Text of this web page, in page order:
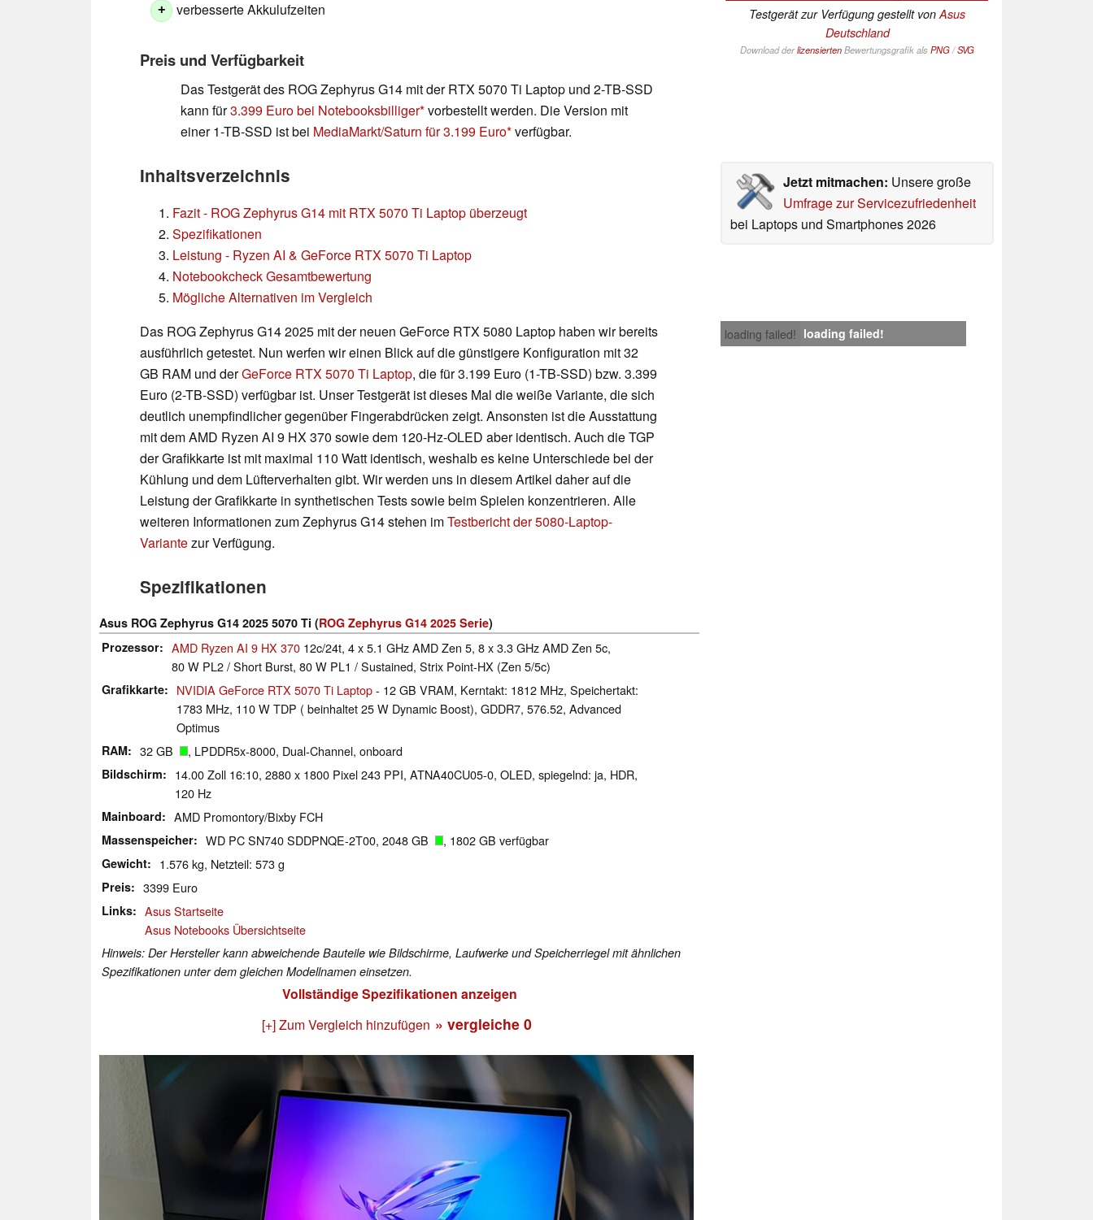
Testgerät zur Verfügung gestellt von Asus
Deutschland
Download derlizensiertenBewertungsgrafik als PNG/SVG
+ verbesserte Akkulufzeiten
Preis und Verfügbarkeit
Das Testgerät des ROG Zephyrus G14 mit der RTX 5070 Ti Laptop und 2-TB-SSD
kann für3.399 Euro bei Notebooksbilliger vorbestellt werden. Die Version mit
einer 1-TB-SSD ist bei MediaMarkt/Saturn für 3.199 Euro verfügbar.
Jetzt mitmachen: Unsere große
Umfrage zur Servicezufriedenheit
bei Laptops und Smartphones 2026
Inhaltsverzeichnis
Fazit - ROG Zephyrus G14 mit RTX 5070 Ti Laptop überzeugt
Spezifikationen
Leistung - Ryzen AI & GeForce RTX 5070 Ti Laptop
Notebookcheck Gesamtbewertung
Mögliche Alternativen im Vergleich
loading failed! loading failed!
Das ROG Zephyrus G14 2025 mit der neuen GeForce RTX 5080 Laptop haben wir bereits
ausführlich getestet. Nun werfen wir einen Blick auf die günstigere Konfiguration mit 32
GB RAM und derGeForce RTX 5070 Ti Laptop, die für 3.199 Euro (1-TB-SSD) bzw. 3.399
Euro (2-TB-SSD) verfügbar ist. Unser Testgerät ist dieses Mal die weiße Variante, die sich
deutlich unempfindlicher gegenüber Fingerabdrücken zeigt. Ansonsten ist die Ausstattung
mit dem AMD Ryzen AI 9 HX 370 sowie dem 120-Hz-OLED aber identisch. Auch die TGP
der Grafikkarte ist mit maximal 110 Watt identisch, weshalb es keine Unterschiede bei der
Kühlung und dem Lüfterverhalten gibt. Wir werden uns in diesem Artikel daher auf die
Leistung der Grafikkarte in synthetischen Tests sowie beim Spielen konzentrieren. Alle
weiteren Informationen zum Zephyrus G14 stehen imTestbericht der 5080-Laptop-
Variantezur Verfügung.
Spezifikationen
Asus ROG Zephyrus G14 2025 5070 Ti (ROG Zephyrus G14 2025 Serie)
Prozessor
AMD Ryzen AI 9 HX 370 12c/24t, 4 x 5.1 GHz AMD Zen 5, 8 x 3.3 GHz AMD Zen 5c,
80 W PL2 / Short Burst, 80 W PL1 / Sustained, Strix Point-HX (Zen 5/5c)
Grafikkarte NVIDIA GeForce RTX 5070 Ti Laptop- 12 GB VRAM, Kerntakt: 1812 MHz, Speichertakt:
1783 MHz, 110 W TDP ( beinhaltet 25 W Dynamic Boost), GDDR7, 576.52, Advanced
Optimus
RAM 32 GB , LPDDR5x-8000, Dual-Channel, onboard
Bildschirm
14.00 Zoll 16:10, 2880 x 1800 Pixel 243 PPI, ATNA40CU05-0, OLED, spiegelnd: ja, HDR,
120 Hz
Mainboard AMD Promontory/Bixby FCH
Massenspeicher WD PC SN740 SDDPNQE-2T00, 2048 GB , 1802 GB verfügbar
Gewicht 1.576 kg, Netzteil: 573 g
Preis 3399 Euro
Links
Asus Startseite
Asus Notebooks Übersichtseite
Hinweis: Der Hersteller kann abweichende Bauteile wie Bildschirme, Laufwerke und Speicherriegel mit ähnlichen
Spezifikationen unter dem gleichen Modellnamen einsetzen.
Vollständige Spezifikationen anzeigen
[+] Zum Vergleich hinzufügen » vergleiche 0